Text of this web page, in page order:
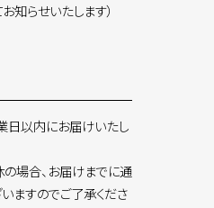
知らせいたします）
日以内にお届けいたし
場合、お届けまでに通
ますのでご了承くださ